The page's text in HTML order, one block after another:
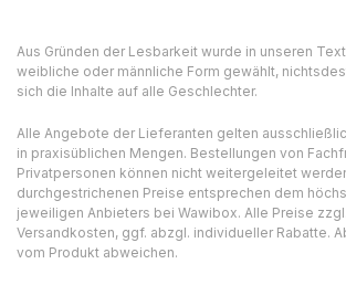
Aus Gründen der Lesbarkeit wurde in unseren
weibliche oder männliche Form gewählt,
sich die Inhalte auf alle Geschlechter.
Alle Angebote der Lieferanten gelten
in praxisüblichen Mengen. Bestellungen von
Privatpersonen können nicht weitergeleitet
durchgestrichenen Preise entsprechen dem
jeweiligen Anbieters bei Wawibox. Alle Preise
Versandkosten, ggf. abzgl. individueller Rabatte.
vom Produkt abweichen.